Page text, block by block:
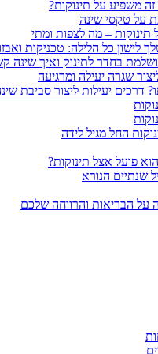
משפיע על תינוקות?
על טקסי שינה
– מה לצפות ומתי
לישון כל הלילה: טכניקות
בחדר לתינוק ואיך שינה
שגרה יעילה ומרגיעה
דרכים יעילות ליצור סביבת
החל מגיל לידה
פועל אצל תינוקות?
שנתיים הנורא
על הבריאות והרווחה שלכם